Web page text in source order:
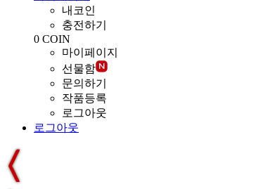
내코인
충전하기
0 COIN
마이페이지
선물함
문의하기
작품등록
로그아웃
로그아웃